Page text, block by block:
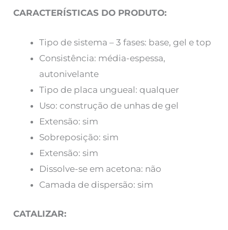
CARACTERÍSTICAS DO PRODUTO:
Tipo de sistema – 3 fases: base, gel e top
Consistência: média-espessa,
autonivelante
Tipo de placa ungueal: qualquer
Uso: construção de unhas de gel
Extensão: sim
Sobreposição: sim
Extensão: sim
Dissolve-se em acetona: não
Camada de dispersão: sim
CATALIZAR: